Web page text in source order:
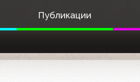
Публикации